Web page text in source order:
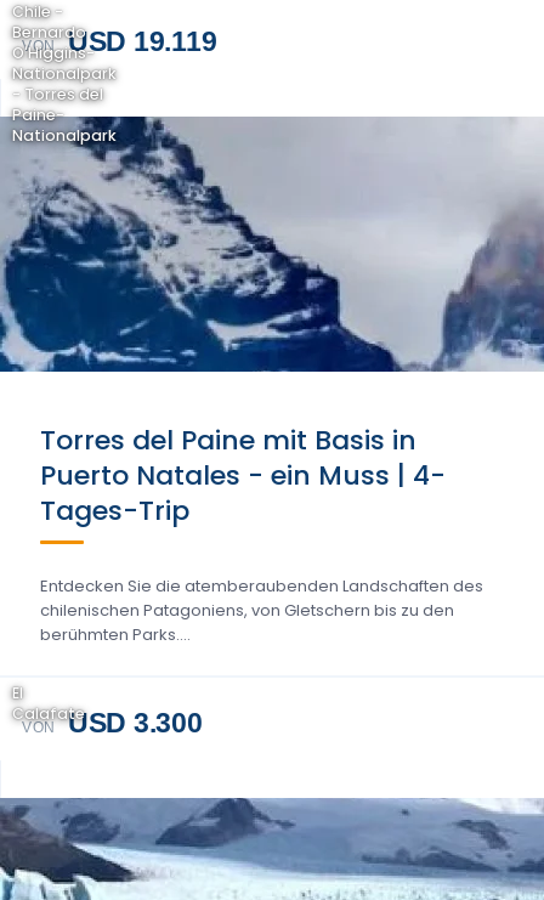
VON USD 19.119
Chile -
Bernardo
O'Higgins-
Nationalpark
- Torres del
Paine-
Nationalpark
Torres del Paine mit Basis in
Puerto Natales - ein Muss | 4-
Tages-Trip
Entdecken Sie die atemberaubenden Landschaften des
chilenischen Patagoniens, von Gletschern bis zu den
berühmten Parks....
VON USD 3.300
El
Calafate